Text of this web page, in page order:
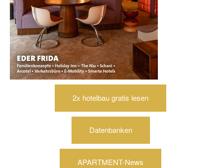
2x hotelbau gratis lesen
Datenbanken
APARTMENT-News